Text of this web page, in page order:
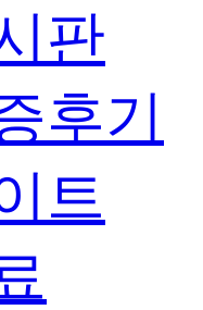
판
후기
트